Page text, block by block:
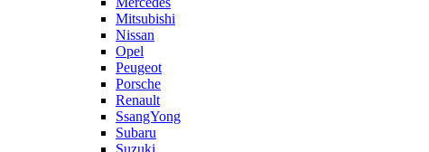
Mitsubishi
Nissan
Opel
Peugeot
Porsche
Renault
SsangYong
Subaru
Suzuki